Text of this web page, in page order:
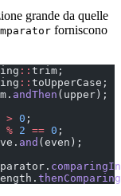
grande da quelle
forniscono
:: trim;
:: toUpperCase;
andThen
> 0 ;
% 2 == 0 ;
and (even);
thenComparing